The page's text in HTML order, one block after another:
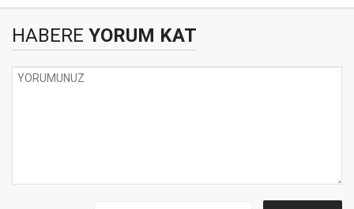
HABERE YORUM KAT